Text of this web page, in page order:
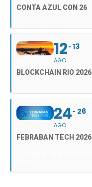
CONTA AZUL CON 26
12
AGO
13
BLOCKCHAIN RIO 2026
24
AGO
26
FEBRABAN TECH 2026